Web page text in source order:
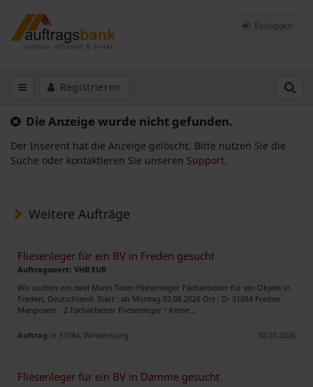
Einloggen
Registrieren
Die Anzeige wurde nicht gefunden.
Der Inserent hat die Anzeige gelöscht. Bitte nutzen Sie die
Suche oder kontaktieren Sie unseren Support.
Weitere Aufträge
Fliesenleger für ein BV in Freden gesucht
Auftragswert: VHB EUR
Wir suchen ein zwei Mann Team Fliesenleger Facharbeiter für ein Objekt in
Freden, Deutschland. Start : ab Montag 03.08.2026 Ort : D- 31084 Freden
Manpower : 2 Facharbeiter Fliesenleger ! Keine ..
Auftrag in 31084, Winzenburg 30.07.2026
Fliesenleger für ein BV in Damme gesucht